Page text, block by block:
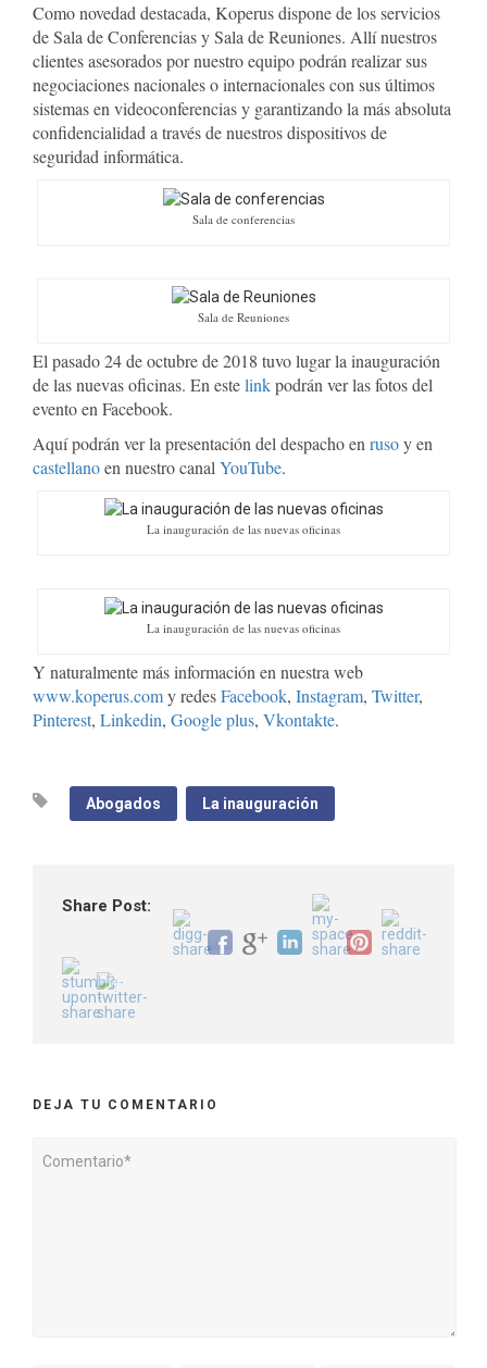
Como novedad destacada, Koperus dispone de los servicios
de Sala de Conferencias y Sala de Reuniones. Allí nuestros
clientes asesorados por nuestro equipo podrán realizar sus
negociaciones nacionales o internacionales con sus últimos
sistemas en videoconferencias y garantizando la más absoluta
confidencialidad a través de nuestros dispositivos de
seguridad informática.
Sala de conferencias
Sala de Reuniones
El pasado 24 de octubre de 2018 tuvo lugar la inauguración
de las nuevas oficinas. En estelinkpodrán ver las fotos del
evento en Facebook.
Aquí podrán ver la presentación del despacho en rusoy en
castellanoen nuestro canal YouTube.
La inauguración de las nuevas oficinas
La inauguración de las nuevas oficinas
Y naturalmente más información en nuestra web
www.koperus.comy redesFacebook, Instagram, Twitter,
Pinterest, Linkedin, Google plus, Vkontakte.
Abogados La inauguración
Share Post:
DEJA TU COMENTARIO